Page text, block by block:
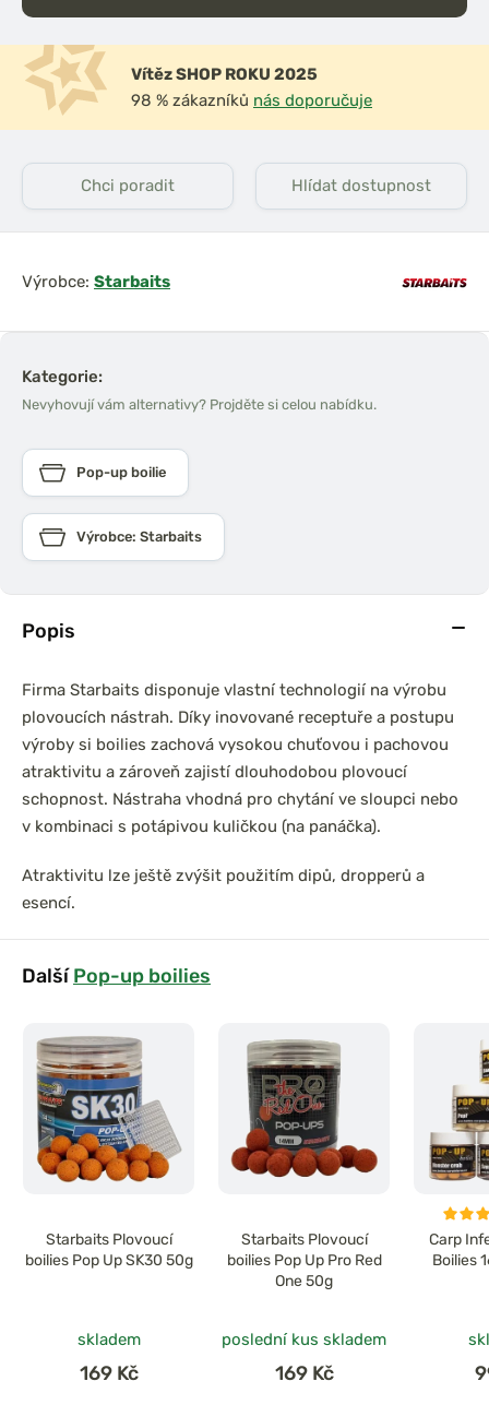
Popis
Firma Starbaits disponuje vlastní technologií na výrobu
plovoucích nástrah. Díky inovované receptuře a postupu
výroby si boilies zachová vysokou chuťovou i pachovou
atraktivitu a zároveň zajistí dlouhodobou plovoucí
schopnost. Nástraha vhodná pro chytání ve sloupci nebo
v kombinaci s potápivou kuličkou (na panáčka).
Atraktivitu lze ještě zvýšit použitím dipů, dropperů a
esencí.
DalšíPop-up boilies
Starbaits Plovoucí
boilies Pop Up SK30 50g
skladem
169 Kč
Starbaits Plovoucí
boilies Pop Up Pro Red
One 50g
poslední kus skladem
169 Kč
Carp
Boilies
Vítěz SHOP ROKU 2025
98 % zákazníků nás doporučuje
Chci poradit Hlídat dostupnost
Výrobce: Starbaits
Kategorie:
Nevyhovují vám alternativy? Projděte si celou nabídku.
Pop-up boilie
Výrobce: Starbaits